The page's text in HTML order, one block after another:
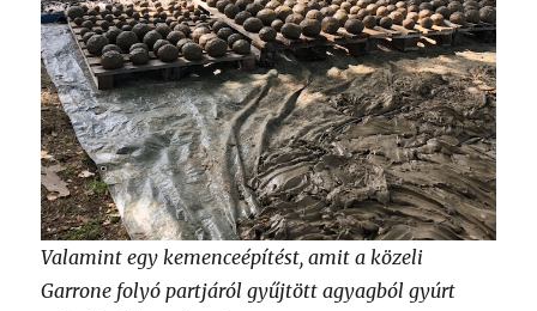
Valamint egy kemenceépítést, amit a közeli
Garrone folyó partjáról gyűjtött agyagból gyúrt